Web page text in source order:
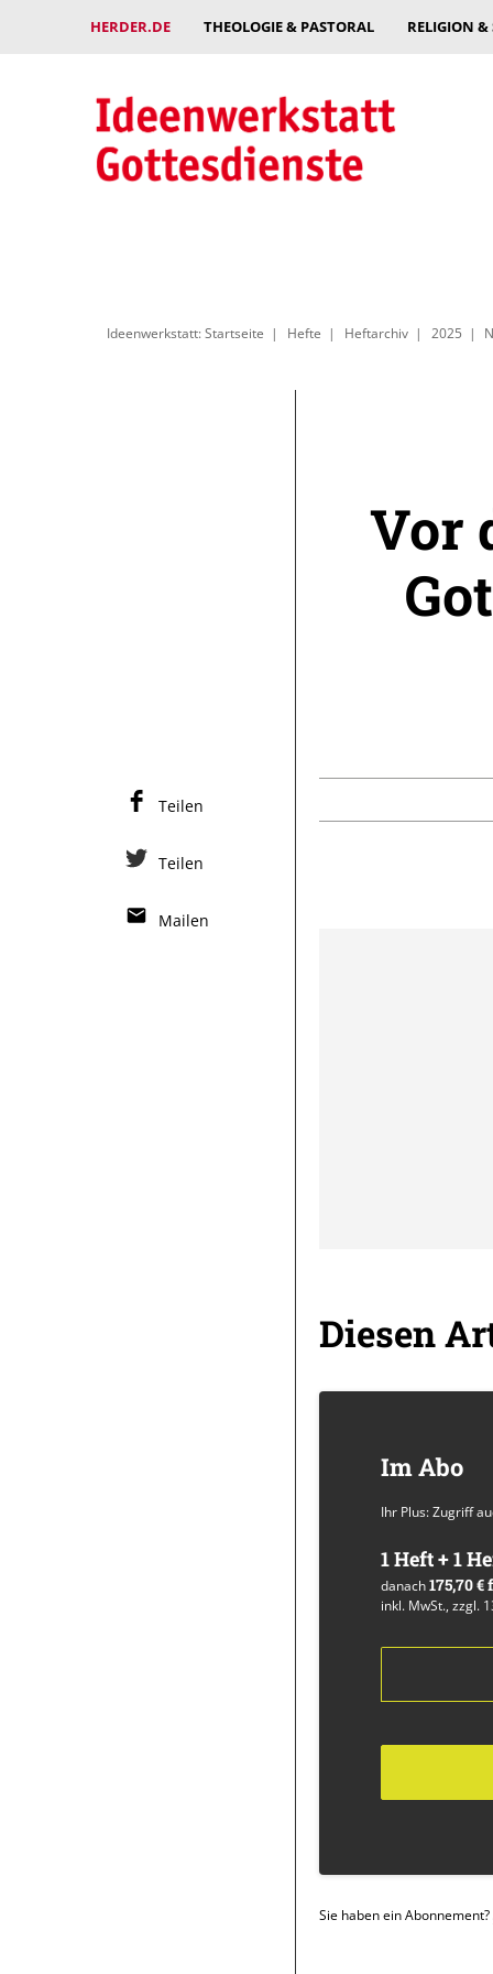
HERDER.DE THEOLOGIE & PASTORAL RELIGION
Ideenwerkstatt: Startseite Hefte Heftarchiv 2025
Vor
Diesen
Im Abo
Ihr Plus: Zugriff
1 Heft + 1
danach175,70
inkl. MwSt., zzgl.
Sie haben ein Abonnement?
Teilen
Teilen
Mailen